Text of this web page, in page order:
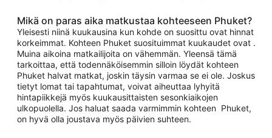
Mikä on paras aika matkustaa kohteeseen Phuket?
Yleisesti niinä kuukausina kun kohde on suosittu ovat hinnat
korkeimmat. Kohteen Phuket suosituimmat kuukaudet ovat .
Muina aikoina matkailijoita on vähemmän. Yleensä tämä
tarkoittaa, että todennäköisemmin silloin löydät kohteen
Phuket halvat matkat, joskin täysin varmaa se ei ole. Joskus
tietyt lomat tai tapahtumat, voivat aiheuttaa lyhyitä
hintapiikkejä myös kuukausittaisten sesonkiaikojen
ulkopuolella. Jos haluat saada varmimmin kohteen Phuket,
on hyvä olla joustava myös päivien suhteen.